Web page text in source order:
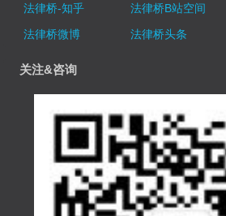
法律桥-知乎
法律桥B站空间
法律桥微博
法律桥头条
关注&咨询